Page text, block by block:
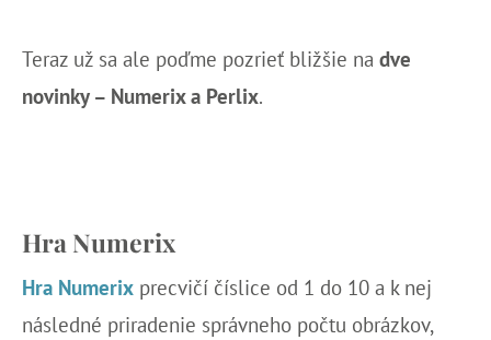
Teraz už sa ale poďme pozrieť bližšie na dve
novinky – Numerix a Perlix.
Hra Numerix
Hra Numerix precvičí číslice od 1 do 10 a k nej
následné priradenie správneho počtu obrázkov,